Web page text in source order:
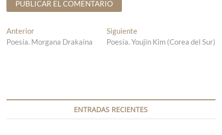
N
a
g
Anterior
n
n
Poesía. Morgana Drakaina
SiguienteE
n
s
i
Poesía. Youjin Kim (Corea del Sur)
ENTRADAS RECIENTES